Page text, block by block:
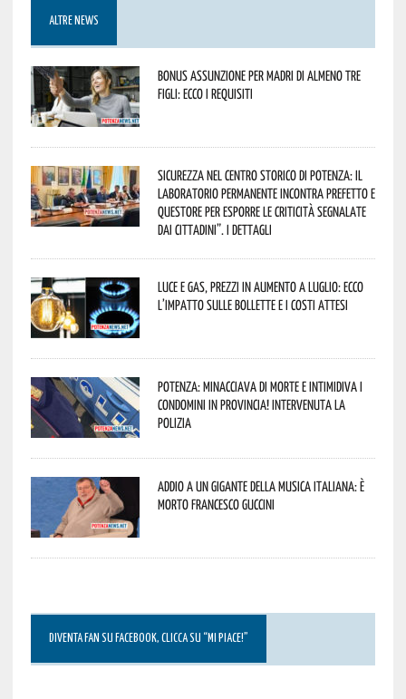
ALTRE NEWS
Bonus assunzione per madri di almeno tre
figli: ecco i requisiti
Sicurezza nel Centro Storico di Potenza: il
Laboratorio Permanente incontra Prefetto e
Questore per esporre le criticità segnalate
dai cittadini”. I dettagli
Luce e gas, prezzi in aumento a luglio: ecco
l’impatto sulle bollette e i costi attesi
Potenza: minacciava di morte e intimidiva i
condomini in provincia! Intervenuta la
Polizia
Addio a un gigante della musica italiana: è
morto Francesco Guccini
DIVENTA FAN SU FACEBOOK, CLICCA SU “MI PIACE!”